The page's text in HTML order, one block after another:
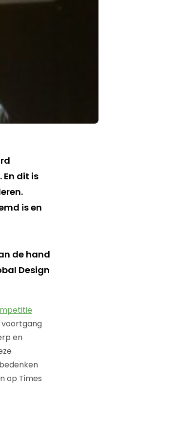
dit is
is en
de hand
Design
voortgang
en
op Times